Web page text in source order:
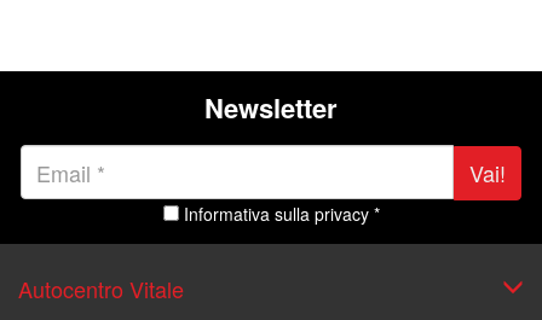
Newsletter
Vai!
Informativa sulla privacy *
Autocentro Vitale